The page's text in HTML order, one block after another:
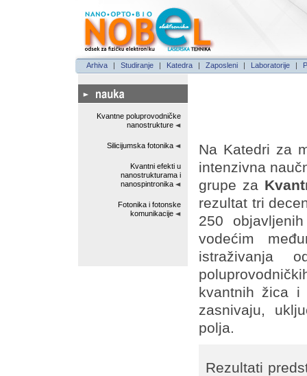
Arhiva | Studiranje | Katedra | Zaposleni | Laboratorije |
Kvantne poluprovodničke
nanostrukture
Silicijumska fotonika
Kvantni efekti u
nanostrukturama i
nanospintronika
Fotonika i fotonske
komunikacije
Na Katedri za
intenzivna
grupe za
rezultat tri
250
vodećim
istraživanja
kvantnih žica
zasnivaju,
polja.
Rezultati